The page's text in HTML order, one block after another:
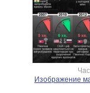
Изображение